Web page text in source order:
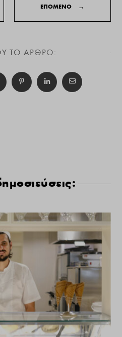
ΕΠΟΜΕΝΟ →
ΤΟ ΑΡΘΡΟ: